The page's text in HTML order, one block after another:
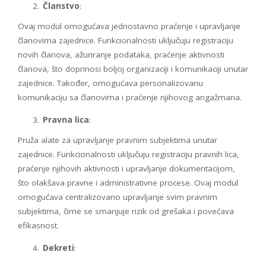
Članstvo:
Ovaj modul omogućava jednostavno praćenje i upravljanje
članovima zajednice. Funkcionalnosti uključuju registraciju
novih članova, ažuriranje podataka, praćenje aktivnosti
članova, što doprinosi boljoj organizaciji i komunikaciji unutar
zajednice. Također, omogućava personalizovanu
komunikaciju sa članovima i praćenje njihovog angažmana.
Pravna lica:
Pruža alate za upravljanje pravnim subjektima unutar
zajednice. Funkcionalnosti uključuju registraciju pravnih lica,
praćenje njihovih aktivnosti i upravljanje dokumentacijom,
što olakšava pravne i administrativne procese. Ovaj modul
omogućava centralizovano upravljanje svim pravnim
subjektima, čime se smanjuje rizik od grešaka i povećava
efikasnost.
Dekreti: